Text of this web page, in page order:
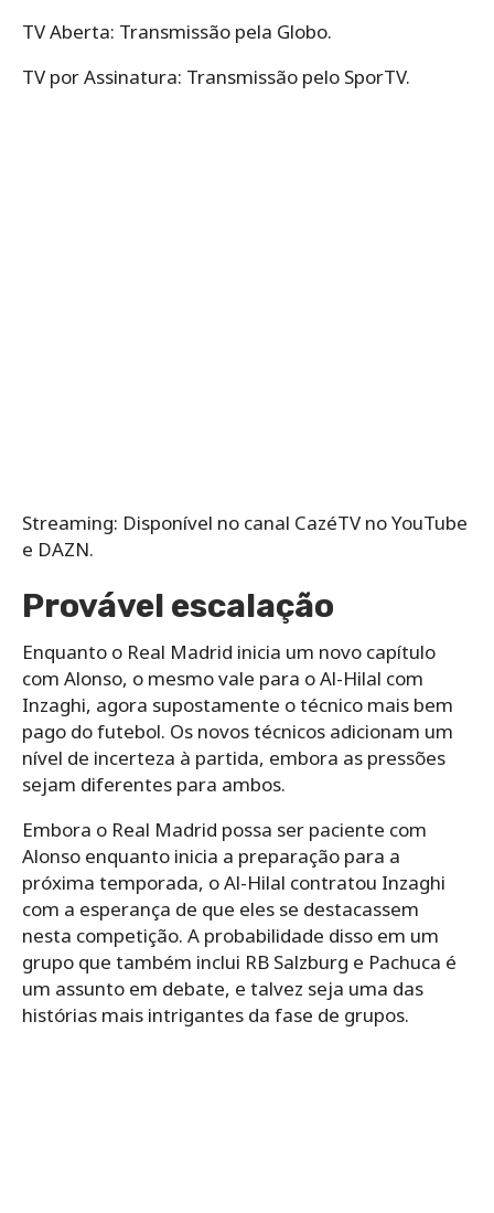
TV Aberta: Transmissão pela Globo.
TV por Assinatura: Transmissão pelo SporTV.
Streaming: Disponível no canal CazéTV no YouTube
e DAZN.
Provável escalação
Enquanto o Real Madrid inicia um novo capítulo
com Alonso, o mesmo vale para o Al-Hilal com
Inzaghi, agora supostamente o técnico mais bem
pago do futebol. Os novos técnicos adicionam um
nível de incerteza à partida, embora as pressões
sejam diferentes para ambos.
Embora o Real Madrid possa ser paciente com
Alonso enquanto inicia a preparação para a
próxima temporada, o Al-Hilal contratou Inzaghi
com a esperança de que eles se destacassem
nesta competição. A probabilidade disso em um
grupo que também inclui RB Salzburg e Pachuca é
um assunto em debate, e talvez seja uma das
histórias mais intrigantes da fase de grupos.